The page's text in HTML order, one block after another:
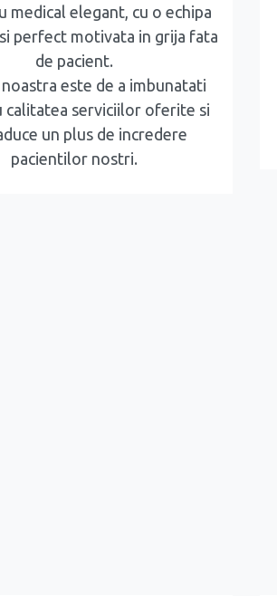
medical elegant, cu o echipa
perfect motivata in grija fata
de pacient.
este de a imbunatati
calitatea serviciilor oferite si
un plus de incredere
pacientilor nostri.